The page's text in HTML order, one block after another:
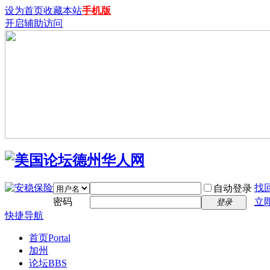
设为首页收藏本站手机版
开启辅助访问
自动登录 找
密码
登录
立
快捷导航
首页Portal
加州
论坛BBS